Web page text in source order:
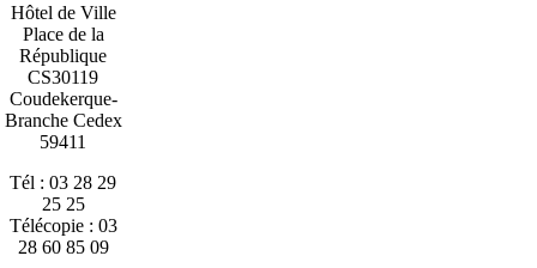
Hôtel de Ville
Place de la
République
CS30119
Coudekerque-
Branche Cedex
59411
Tél : 03 28 29
25 25
Télécopie : 03
28 60 85 09